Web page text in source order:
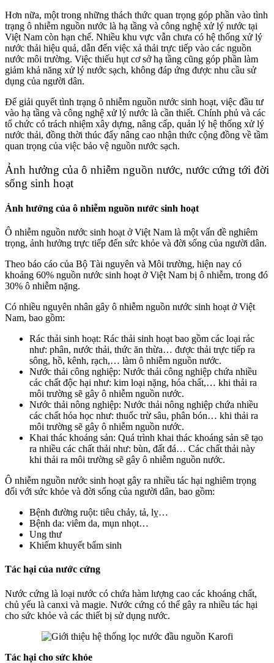
Hơn nữa, một trong những thách thức quan trọng góp phần vào tình
trạng ô nhiễm nguồn nước là hạ tầng và công nghệ xử lý nước tại
Việt Nam còn hạn chế. Nhiều khu vực vẫn chưa có hệ thống xử lý
nước thải hiệu quả, dẫn đến việc xả thải trực tiếp vào các nguồn
nước môi trường. Việc thiếu hụt cơ sở hạ tầng cũng góp phần làm
giảm khả năng xử lý nước sạch, không đáp ứng được nhu cầu sử
dụng của người dân.
Để giải quyết tình trạng ô nhiễm nguồn nước sinh hoạt, việc đầu tư
vào hạ tầng và công nghệ xử lý nước là cần thiết. Chính phủ và các
tổ chức có trách nhiệm xây dựng, nâng cấp, quản lý hệ thống xử lý
nước thải, đồng thời thúc đẩy nâng cao nhận thức cộng đồng về tầm
quan trọng của việc bảo vệ nguồn nước sạch.
Ảnh hưởng của ô nhiễm nguồn nước, nước cứng tới đời
sống sinh hoạt
Ảnh hưởng của ô nhiễm nguồn nước sinh hoạt
Ô nhiễm nguồn nước sinh hoạt ở Việt Nam là một vấn đề nghiêm
trọng, ảnh hưởng trực tiếp đến sức khỏe và đời sống của người dân.
Theo báo cáo của Bộ Tài nguyên và Môi trường, hiện nay có
khoảng 60% nguồn nước sinh hoạt ở Việt Nam bị ô nhiễm, trong đó
30% ô nhiễm nặng.
Có nhiều nguyên nhân gây ô nhiễm nguồn nước sinh hoạt ở Việt
Nam, bao gồm:
Rác thải sinh hoạt: Rác thải sinh hoạt bao gồm các loại rác
như: phân, nước thải, thức ăn thừa… được thải trực tiếp ra
sông, hồ, kênh, rạch,… làm ô nhiễm nguồn nước.
Nước thải công nghiệp: Nước thải công nghiệp chứa nhiều
các chất độc hại như: kim loại nặng, hóa chất,… khi thải ra
môi trường sẽ gây ô nhiễm nguồn nước.
Nước thải nông nghiệp: Nước thải nông nghiệp chứa nhiều
các chất hóa học như: thuốc trừ sâu, phân bón… khi thải ra
môi trường sẽ gây ô nhiễm nguồn nước.
Khai thác khoáng sản: Quá trình khai thác khoáng sản sẽ tạo
ra nhiều các chất thải như: bùn, đất đá… Các chất thải này
khi thải ra môi trường sẽ gây ô nhiễm nguồn nước.
Ô nhiễm nguồn nước sinh hoạt gây ra nhiều tác hại nghiêm trọng
đối với sức khỏe và đời sống của người dân, bao gồm:
Bệnh đường ruột: tiêu chảy, tả, lỵ…
Bệnh da: viêm da, mụn nhọt…
Ung thư
Khiếm khuyết bẩm sinh
Tác hại của nước cứng
Nước cứng là loại nước có chứa hàm lượng cao các khoáng chất,
chủ yếu là canxi và magie. Nước cứng có thể gây ra nhiều tác hại
cho sức khỏe và các thiết bị sử dụng nước.
Tác hại cho sức khỏe